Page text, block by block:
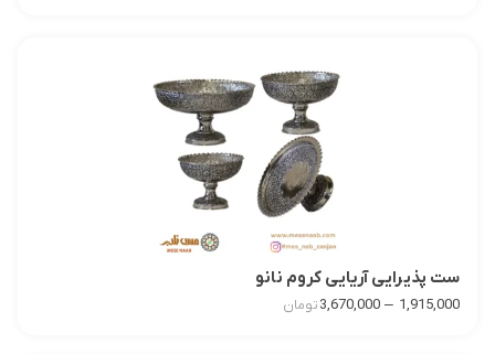
ست پذیرایی آریایی کروم نانو
1,915,000
–
3,670,000تومان